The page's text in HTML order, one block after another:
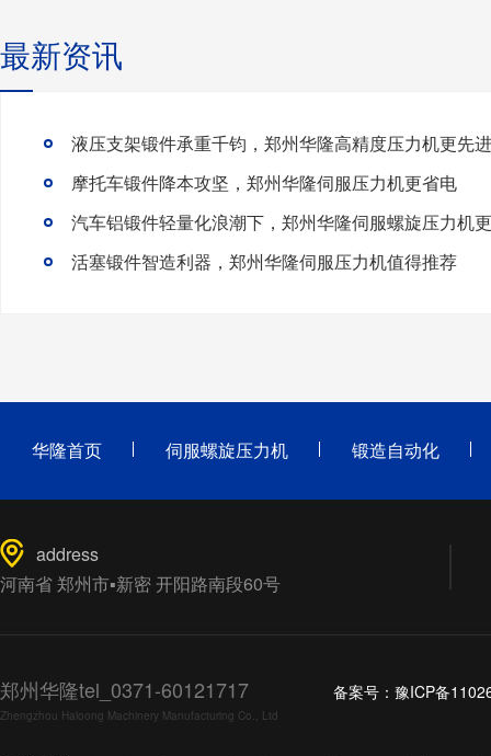
最新资讯
液压支架锻件承重千钧，郑州华隆高精度压力机更先进
摩托车锻件降本攻坚，郑州华隆伺服压力机更省电
活塞锻件智造利器，郑州华隆伺服压力机值得推荐
华隆首页 伺服螺旋压力机 锻造自动化
address
河南省 郑州市▪新密 开阳路南段60号
郑州华隆tel_0371-60121717
Zhengzhou Haloong Machinery Manufacturing Co., Ltd
备案号： 豫ICP备